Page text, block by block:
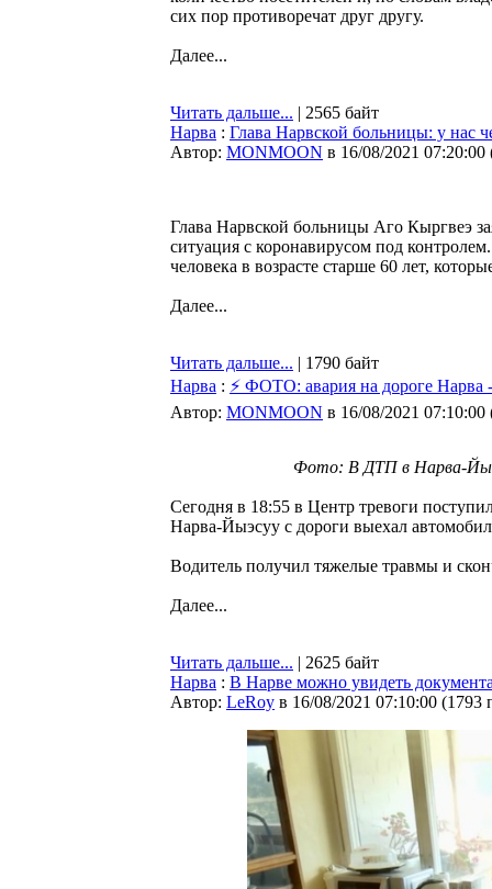
сих пор противоречат друг другу.
Далее...
Читать дальше... | 2565 байт
Нарва : Глава Нарвской больницы: у нас
Автор: MONMOON в 16/08/2021 07:20:00
Глава Нарвской больницы Аго Кыргвеэ
ситуация с коронавирусом под
человека в возрасте старше 60 лет,
Далее...
Читать дальше... | 1790 байт
Нарва : ⚡ ФОТО: авария на дороге
Автор: MONMOON в 16/08/2021 07:10:00
Фото: В ДТП в Нарва-
Сегодня в 18:55 в Центр тревоги
Нарва-Йыэсуу с дороги выехал
Водитель получил тяжелые травмы и
Далее...
Читать дальше... | 2625 байт
Нарва : В Нарве можно увидеть
Автор: LeRoy в 16/08/2021 07:10:00 (1793